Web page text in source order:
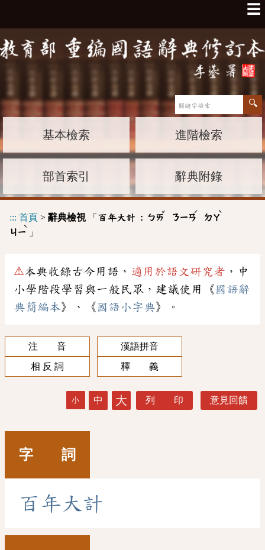
☰
基本檢索 進階檢索
部首索引 辭典附錄
::: 首頁 > 辭典檢視「 百年大計 : ㄅㄞ
ˇ
ㄋㄧㄢ
ˊ
ㄉㄚ
ˋ
ㄐㄧ
ˋ
」
⚠本典收錄古今用語， 適用於語文研究者 ，中
小學階段學習與一般民眾，建議使用《 國語辭
典簡編本》、《 國語小字典》。
注 音
漢語拼音
相 反 詞
釋 義
小 中 大 列 印 意見回饋
字 詞
百年大 計